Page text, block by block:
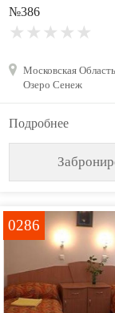
№386
Московская Область,
Озеро Сенеж
Подробнее
0286